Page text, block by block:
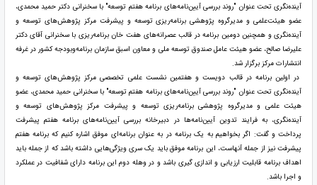
آینده‌نگری تحت عنوان "روند بررسی آیین‌نامه‌های برنامه هفتم توسعه" با سخنرانی دکتر حمید محمدی،
عضو هیئت‌علمی و مدیرگروه پژوهشی برنامه‌ریزی توسعه و پیشرفت مرکز پژوهش‌های توسعه و
آینده‌نگری و همچنین دومین برنامه در قالب عصرانه‌های هفت خان برنامه‌ریزی با سخنرانی آقای دکتر
علیرضا صالح، عضو هیئت عامل صندوق توسعه ملی و معاون اسبق سازمان برنامه‌وبودجه کشور در غرفه
انتشارات مرکز برگزار شد.
در اولین برنامه در قالب دویست و هفتمین نشست علمی تخصصی مرکز پژوهش‌های توسعه و
آینده‌نگری تحت عنوان "روند بررسی آیین‌نامه‌های برنامه هفتم توسعه" با سخنرانی حمید محمدی، عضو
هیئت علمی و مدیرگروه پژوهشی برنامه‌ریزی توسعه و پیشرفت مرکز پژوهش‌های توسعه و
آینده‌نگری، به فرایند تدوین آیین‌نامه‌ها در دبیرخانه بررسی آیین‌نامه‌های برنامه هفتم پیشرفت
پرداخت و گفت: اگر بخواهیم به یک برنامه در به عنوان برنامه‌ای موفق اشاره کنیم که برنامه هفتم
پیشرفت نیز از جمله آنهاست، این برنامه موفق باید یک سری ویژگی‌هایی داشته باشد که از جمله باید
اهداف برنامه قابلیت ارزیابی و اندازی گیری باشد و در وهله دوم این برنامه دارای شفافیت در عملکرد
و اجرا باشد.